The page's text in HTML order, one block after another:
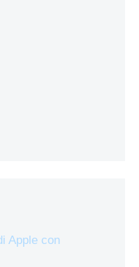
Apple con